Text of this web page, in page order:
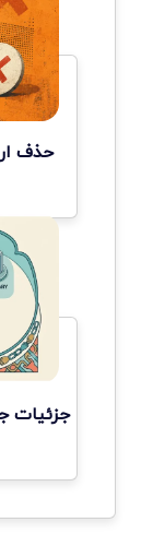
جزئیات